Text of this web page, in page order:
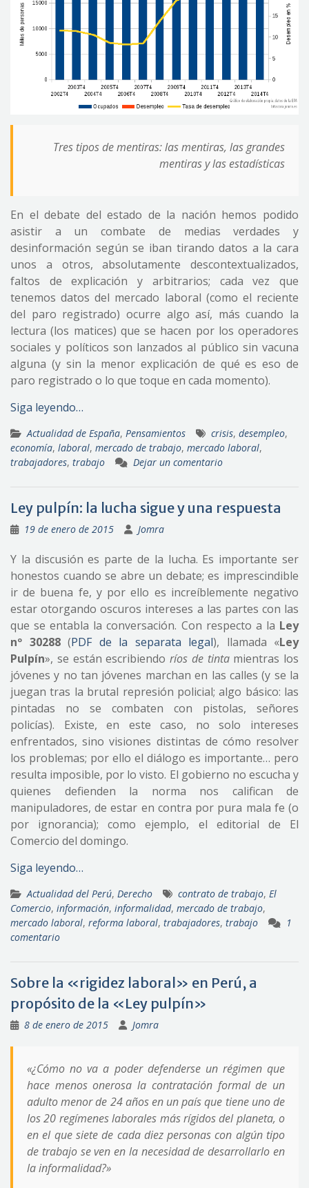
Tres tipos de mentiras: las mentiras, las grandes
mentiras y las estadísticas
En el debate del estado de la nación hemos podido
asistir a un combate de medias verdades y
desinformación según se iban tirando datos a la cara
unos a otros, absolutamente descontextualizados,
faltos de explicación y arbitrarios; cada vez que
tenemos datos del mercado laboral (como el reciente
del paro registrado) ocurre algo así, más cuando la
lectura (los matices) que se hacen por los operadores
sociales y políticos son lanzados al público sin vacuna
alguna (y sin la menor explicación de qué es eso de
paro registrado o lo que toque en cada momento).
Siga leyendo…
Actualidad de España, Pensamientos crisis, desempleo,
economía, laboral, mercado de trabajo, mercado laboral,
trabajadores, trabajo Dejar un comentario
Ley pulpín: la lucha sigue y una respuesta
19 de enero de 2015 Jomra
Y la discusión es parte de la lucha. Es importante ser
honestos cuando se abre un debate; es imprescindible
ir de buena fe, y por ello es increíblemente negativo
estar otorgando oscuros intereses a las partes con las
que se entabla la conversación. Con respecto a la Ley
nº 30288(PDF de la separata legal), llamada «Ley
Pulpín», se están escribiendo ríos de tintamientras los
jóvenes y no tan jóvenes marchan en las calles (y se la
juegan tras la brutal represión policial; algo básico: las
pintadas no se combaten con pistolas, señores
policías). Existe, en este caso, no solo intereses
enfrentados, sino visiones distintas de cómo resolver
los problemas; por ello el diálogo es importante… pero
resulta imposible, por lo visto. El gobierno no escucha y
quienes defienden la norma nos califican de
manipuladores, de estar en contra por pura mala fe (o
por ignorancia); como ejemplo, el editorial de El
Comercio del domingo.
Siga leyendo…
Actualidad del Perú, Derecho contrato de trabajo, El
Comercio, información, informalidad, mercado de trabajo,
mercado laboral, reforma laboral, trabajadores, trabajo
1
comentario
Sobre la «rigidez laboral» en Perú, a
propósito de la «Ley pulpín»
8 de enero de 2015 Jomra
«¿Cómo no va a poder defenderse un régimen que
hace menos onerosa la contratación formal de un
adulto menor de 24 años en un país que tiene uno de
los 20 regímenes laborales más rígidos del planeta, o
en el que siete de cada diez personas con algún tipo
de trabajo se ven en la necesidad de desarrollarlo en
la informalidad?»